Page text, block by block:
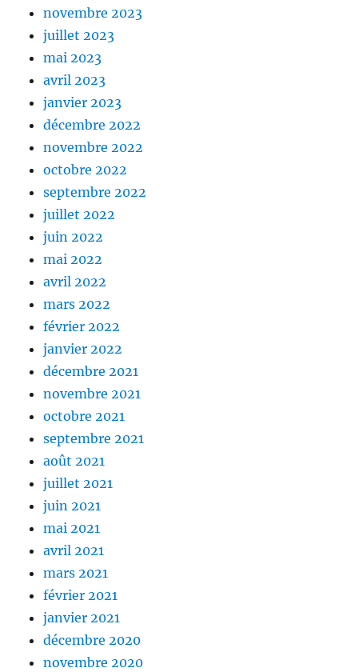
novembre 2023
juillet 2023
mai 2023
avril 2023
janvier 2023
décembre 2022
novembre 2022
octobre 2022
septembre 2022
juillet 2022
juin 2022
mai 2022
avril 2022
mars 2022
février 2022
janvier 2022
décembre 2021
novembre 2021
octobre 2021
septembre 2021
août 2021
juillet 2021
juin 2021
mai 2021
avril 2021
mars 2021
février 2021
janvier 2021
décembre 2020
novembre 2020